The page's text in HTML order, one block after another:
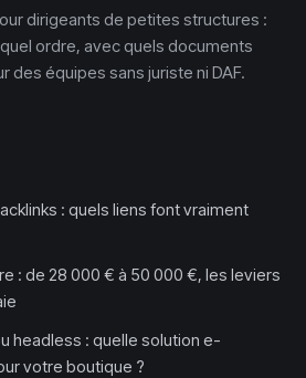
dirigeants de petites structures :
ordre, avec quels documents
des équipes sans juriste ni DAF.
: quels liens font vraiment
: de 28 000 € à 50 000 €, les leviers
headless : quelle solution e-
votre boutique ?